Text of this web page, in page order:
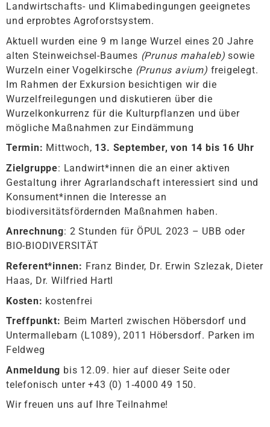
Landwirtschafts- und Klimabedingungen geeignetes
und erprobtes Agroforstsystem.
Aktuell wurden eine 9 m lange Wurzel eines 20 Jahre
alten Steinweichsel-Baumes (Prunus mahaleb) sowie
Wurzeln einer Vogelkirsche (Prunus avium) freigelegt.
Im Rahmen der Exkursion besichtigen wir die
Wurzelfreilegungen und diskutieren über die
Wurzelkonkurrenz für die Kulturpflanzen und über
mögliche Maßnahmen zur Eindämmung
Termin: Mittwoch, 13. September, von 14 bis 16 Uhr
Zielgruppe: Landwirt*innen die an einer aktiven
Gestaltung ihrer Agrarlandschaft interessiert sind und
Konsument*innen die Interesse an
biodiversitätsfördernden Maßnahmen haben.
Anrechnung: 2 Stunden für ÖPUL 2023 – UBB oder
BIO-BIODIVERSITÄT
Referent*innen: Franz Binder, Dr. Erwin Szlezak, Dieter
Haas, Dr. Wilfried Hartl
Kosten: kostenfrei
Treffpunkt: Beim Marterl zwischen Höbersdorf und
Untermallebarn (L1089), 2011 Höbersdorf. Parken im
Feldweg
Anmeldung bis 12.09. hier auf dieser Seite oder
telefonisch unter +43 (0) 1‑4000 49 150.
Wir freuen uns auf Ihre Teilnahme!